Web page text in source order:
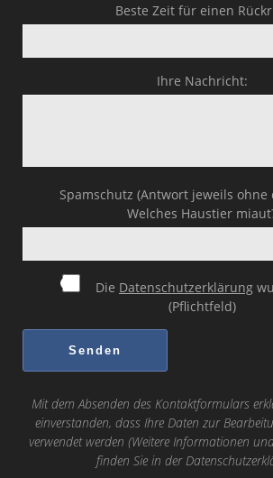
Beste Zeit für einen
Ihre Nachricht:
Spamschutz (Antwort jeweils
Welches Haustier
Die Datenschutzerklärung
(Pflichtfeld)
Mit dem Absenden des Kontaktformulars
einverstanden, dass Ihre Daten zur
verwendet werden (Weitere Informationen
finden Sie in der